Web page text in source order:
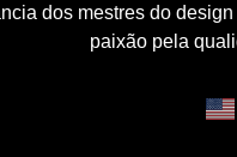
dos mestres do
paixão pela